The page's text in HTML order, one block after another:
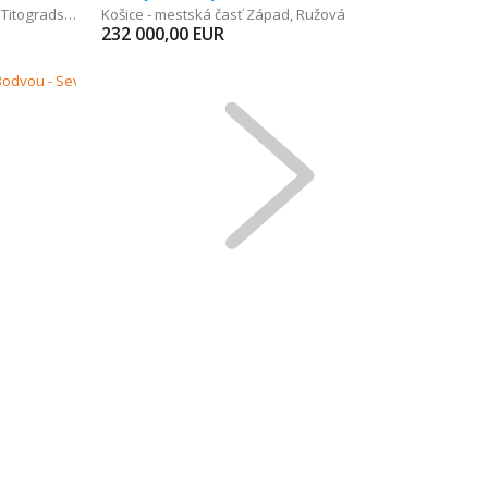
Titogradská Košice - mestská časť Západ, Ružová
232 000,00 EUR